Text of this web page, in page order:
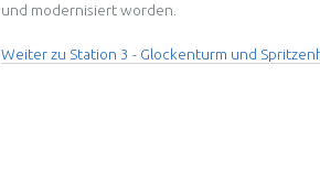
und modernisiert worden.
Weiter zu Station 3 - Glockenturm und